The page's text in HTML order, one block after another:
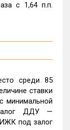
с 1,64 п.п.
среди 85
ставки
минимальной
ДДУ —
ИЖК под залог